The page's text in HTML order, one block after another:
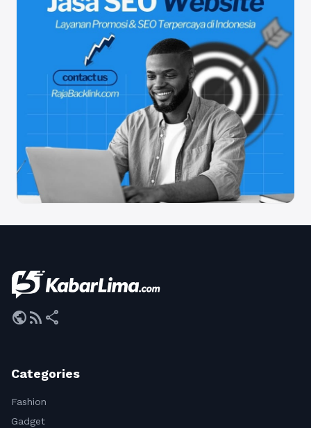
publicrss_feed share
Categories
Fashion
Gadget